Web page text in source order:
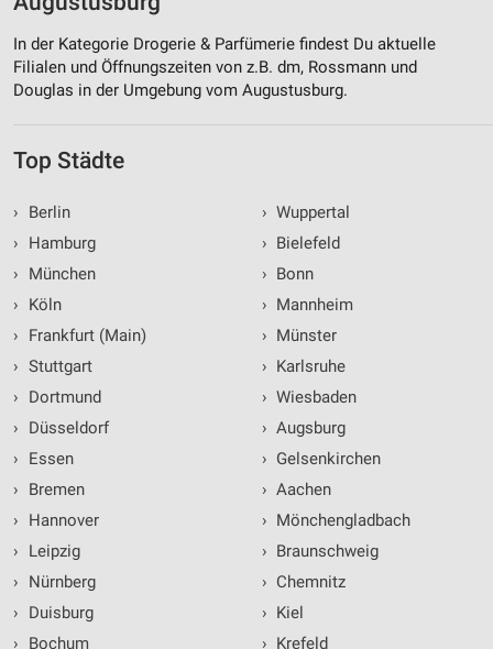
In der Kategorie Drogerie & Parfümerie findest Du aktuelle
Filialen und Öffnungszeiten von z.B. dm, Rossmann und
Douglas in der Umgebung vom Augustusburg.
Top Städte
›
Berlin
›
Hamburg
›
München
›
Köln
›
Frankfurt (Main)
› Stuttgart
›
Dortmund
›
Düsseldorf
›
Essen
›
Bremen
›
Hannover
›
Leipzig
›
Nürnberg
›
Duisburg
›
Bochum
› Wuppertal
› Bielefeld
› Bonn
› Mannheim
› Münster
› Karlsruhe
› Wiesbaden
› Augsburg
› Gelsenkirchen
› Aachen
› Mönchengladbach
› Braunschweig
› Chemnitz
› Kiel
› Krefeld